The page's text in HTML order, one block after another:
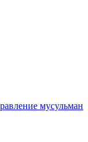
мусульман